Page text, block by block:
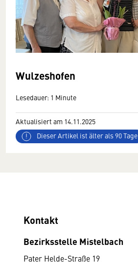
Wulzeshofen
Lesedauer: 1 Minute
Aktualisiert am 14.11.2025
Dieser Artikel ist älter als 90 Tage
Kontakt
Bezirksstelle Mistelbach
Pater Helde-Straße 19